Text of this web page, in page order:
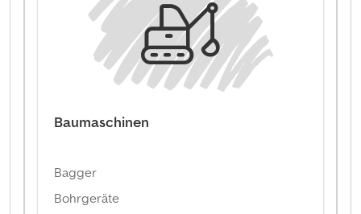
Baumaschinen
Bagger
Bohrgeräte